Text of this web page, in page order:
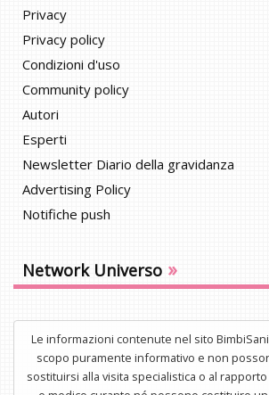
Privacy
Privacy policy
Condizioni d'uso
Community policy
Autori
Esperti
Newsletter Diario della gravidanza
Advertising Policy
Notifiche push
Network Universo »
Le informazioni contenute nel sito
scopo puramente informativo e non
sostituirsi alla visita specialistica o al